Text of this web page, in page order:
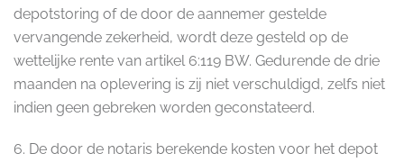
depotstoring of de door de aannemer gestelde
vervangende zekerheid, wordt deze gesteld op de
wettelijke rente van artikel 6:119 BW. Gedurende de drie
maanden na oplevering is zij niet verschuldigd, zelfs niet
indien geen gebreken worden geconstateerd.
6. De door de notaris berekende kosten voor het depot